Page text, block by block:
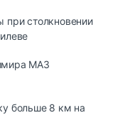
при столкновении
МАЗ
больше 8 км на